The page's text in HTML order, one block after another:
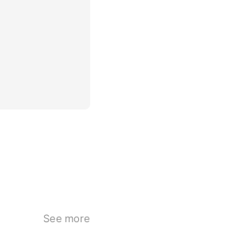
See more